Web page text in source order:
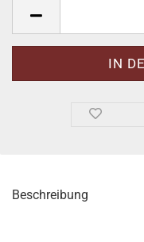
Beschreibung